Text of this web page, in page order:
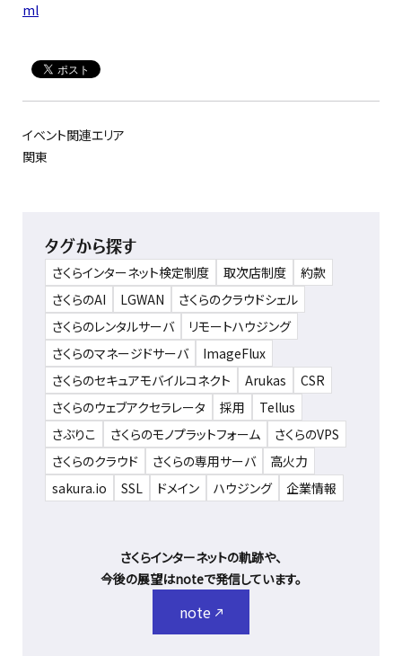
ml
イベント関連エリア
関東
タグから探す
さくらインターネット検定制度 取次店制度
約款
さくらのAI
LGWAN
さくらのクラウドシェル
さくらのレンタルサーバ
リモートハウジング
さくらのマネージドサーバ
ImageFlux
さくらのセキュアモバイルコネクト
Arukas
CSR
さくらのウェブアクセラレータ
採用
Tellus
さぶりこ
さくらのモノプラットフォーム
さくらのVPS
さくらのクラウド
さくらの専用サーバ
高火力
sakura.io
SSL ドメイン ハウジング 企業情報
さくらインターネットの軌跡や、
今後の展望はnoteで発信しています。
note